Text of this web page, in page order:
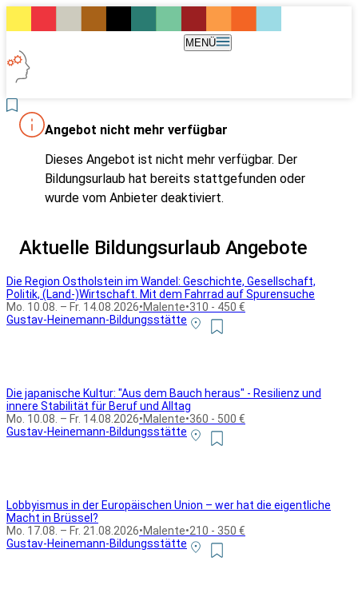
MENÜ
Angebot nicht mehr verfügbar
Dieses Angebot ist nicht mehr verfügbar. Der
Bildungsurlaub hat bereits stattgefunden oder
wurde vom Anbieter deaktiviert.
Aktuelle Bildungsurlaub Angebote
Die Region Ostholstein im Wandel: Geschichte, Gesellschaft,
Politik, (Land-)Wirtschaft. Mit dem Fahrrad auf Spurensuche
Mo. 10.08. – Fr. 14.08.2026•Malente•310 - 450 €
Gustav-Heinemann-Bildungsstätte
Die japanische Kultur: "Aus dem Bauch heraus" - Resilienz und
innere Stabilität für Beruf und Alltag
Mo. 10.08. – Fr. 14.08.2026•Malente•360 - 500 €
Gustav-Heinemann-Bildungsstätte
Lobbyismus in der Europäischen Union – wer hat die eigentliche
Macht in Brüssel?
Mo. 17.08. – Fr. 21.08.2026•Malente•210 - 350 €
Gustav-Heinemann-Bildungsstätte